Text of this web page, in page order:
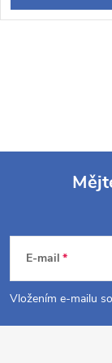
p
a
E-mail
Vložením e-mailu